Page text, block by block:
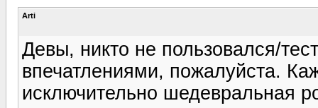
Arti
Девы, никто не пользовался/
впечатлениями, пожалуйста.
исключительно шедевральная